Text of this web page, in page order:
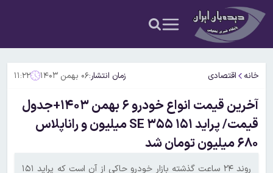
خانه اقتصادی زمان انتشار:۰۶ بهمن ۱۴۰۳ ۱۱:۲۲
آخرین قیمت انواع خودرو ۶ بهمن ۱۴۰۳+جدول
قیمت/ پراید ۱۵۱ SE ۳۵۵ میلیون و راناپلاس
۶۸۰ میلیون تومان شد
روند ۲۴ ساعت گذشته بازار خودرو حاکی از آن است که پراید ۱۵۱